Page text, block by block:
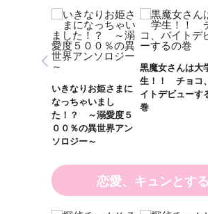
いきなりお姫さまに
なっちゃいまし
た！？ ～溺愛度５
００％の異世界アン
ソロジー～
黒魔女さんは大学
生！！ チョコ、バ
イトデビューするの
巻
新
１
合
恋愛、キュンとす